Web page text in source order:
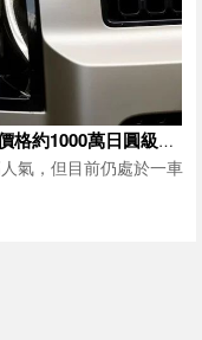
Toyota「Land Cruiser」的競爭對手!? 價格約1000萬日圓級的 Land Rover 高級SUV「Defender」為什麼會受到富裕階層青睞的原因是什麼
氣，但目前仍處於一車